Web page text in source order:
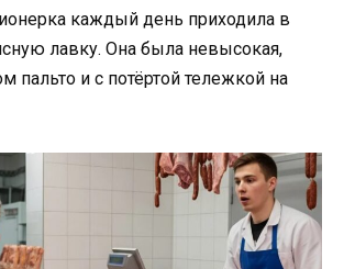
каждый день приходила в
лавку. Она была невысокая,
пальто и с потёртой тележкой на